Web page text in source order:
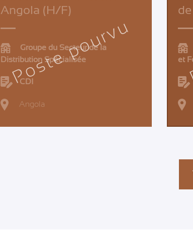
Poste pourvu
Angola (H/F)
Groupe du Secteur de la
Distribution Spécialisée
CDI
Angola
et